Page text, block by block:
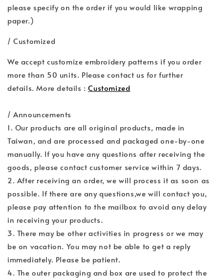
please specify on the order if you would like wrapping
paper.)
/ Customized
We accept customize embroidery patterns if you order
more than 50 units. Please contact us for further
details. More details :Customized
/ Announcements
1. Our products are all original products, made in
Taiwan, and are processed and packaged one-by-one
manually. If you have any questions after receiving the
goods, please contact customer service within 7 days.
2. After receiving an order, we will process it as soon as
possible. If there are any questions,we will contact you,
please pay attention to the mailbox to avoid any delay
in receiving your products.
3. There may be other activities in progress or we may
be on vacation. You may not be able to get a reply
immediately. Please be patient.
4. The outer packaging and box are used to protect the